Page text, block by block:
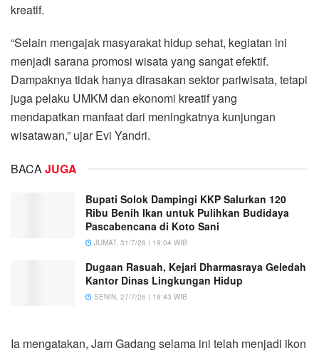
kreatif.
“Selain mengajak masyarakat hidup sehat, kegiatan ini
menjadi sarana promosi wisata yang sangat efektif.
Dampaknya tidak hanya dirasakan sektor pariwisata, tetapi
juga pelaku UMKM dan ekonomi kreatif yang
mendapatkan manfaat dari meningkatnya kunjungan
wisatawan,” ujar Evi Yandri.
BACAJUGA
Bupati Solok Dampingi KKP Salurkan 120
Ribu Benih Ikan untuk Pulihkan Budidaya
Pascabencana di Koto Sani
JUMAT, 31/7/26 | 19:04 WIB
Dugaan Rasuah, Kejari Dharmasraya Geledah
Kantor Dinas Lingkungan Hidup
SENIN, 27/7/26 | 19:43 WIB
Ia mengatakan, Jam Gadang selama ini telah menjadi ikon